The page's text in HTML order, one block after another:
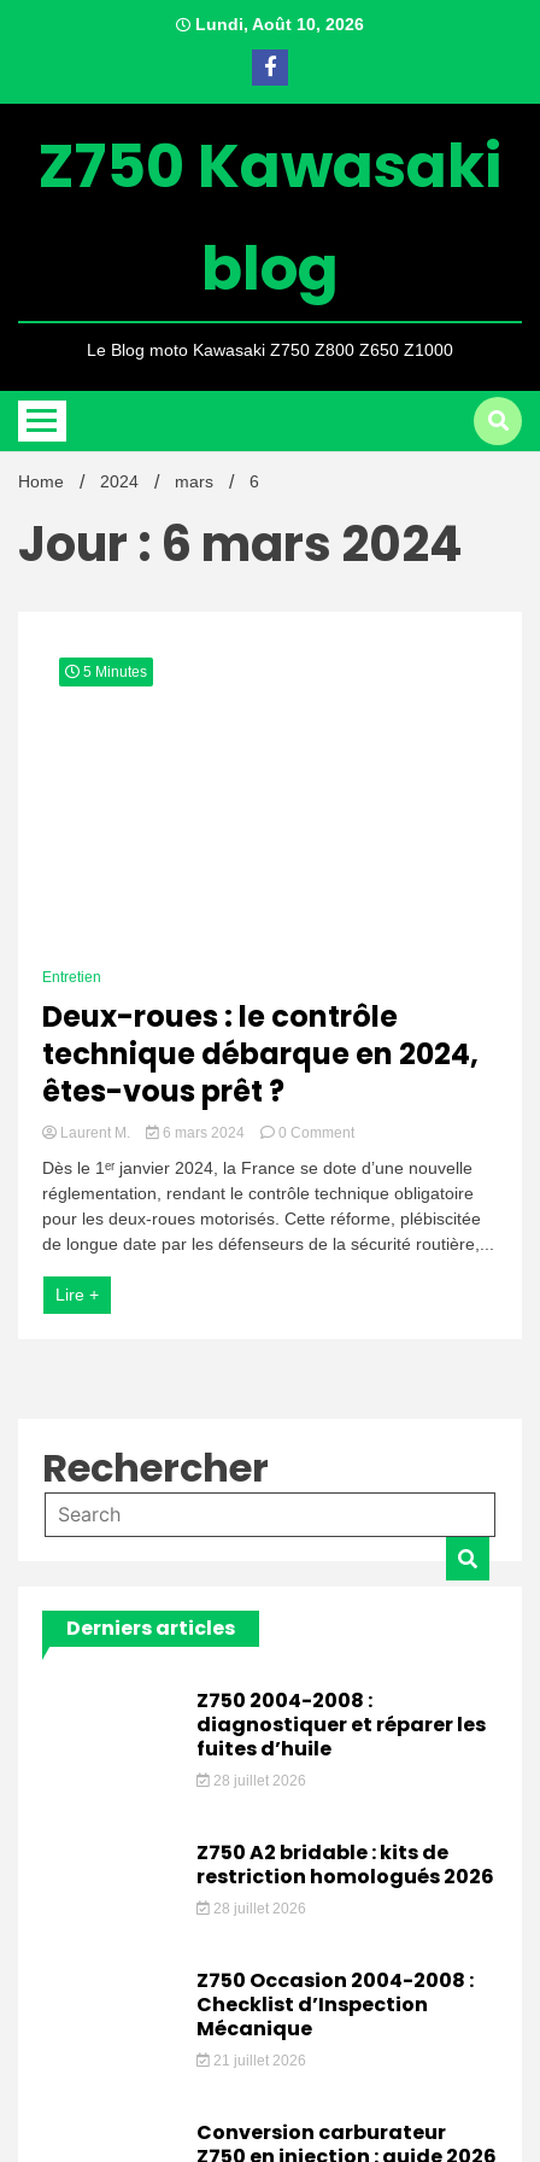
Lundi, Août 10, 2026
Z750 Kawasaki
blog
Le Blog moto Kawasaki Z750 Z800 Z650 Z1000
Home 2024 mars 6
Jour : 6 mars 2024
5 Minutes
Entretien
Deux-roues : le contrôle
technique débarque en 2024,
êtes-vous prêt ?
Laurent M. 6 mars 2024 0 Commenton
roues
:
le
contrôle
Dès le 1ᵉʳ janvier 2024, la France se dote d’une nouvelle
réglementation, rendant le contrôle technique obligatoire
pour les deux-roues motorisés. Cette réforme, plébiscitée
de longue date par les défenseurs de la sécurité routière,...
Lire +
Rechercher
Derniers articles
Z750 2004-2008 :
diagnostiquer et réparer les
fuites d’huile
28 juillet 2026
Z750 A2 bridable : kits de
restriction homologués 2026
28 juillet 2026
Z750 Occasion 2004-2008 :
Checklist d’Inspection
Mécanique
21 juillet 2026
Conversion carburateur